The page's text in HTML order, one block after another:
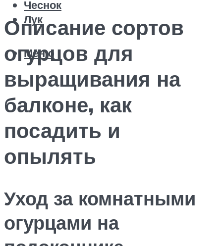
Чеснок
Лук
Меню
Описание сортов
огурцов для
выращивания на
балконе, как
посадить и
опылять
Уход за комнатными
огурцами на